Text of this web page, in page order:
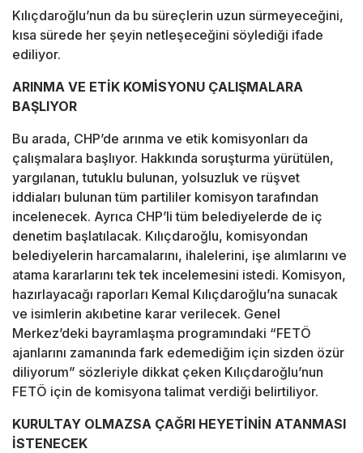
Kılıçdaroğlu’nun da bu süreçlerin uzun sürmeyeceğini,
kısa sürede her şeyin netleşeceğini söylediği ifade
ediliyor.
ARINMA VE ETİK KOMİSYONU ÇALIŞMALARA
BAŞLIYOR
Bu arada, CHP’de arınma ve etik komisyonları da
çalışmalara başlıyor. Hakkında soruşturma yürütülen,
yargılanan, tutuklu bulunan, yolsuzluk ve rüşvet
iddiaları bulunan tüm partililer komisyon tarafından
incelenecek. Ayrıca CHP’li tüm belediyelerde de iç
denetim başlatılacak. Kılıçdaroğlu, komisyondan
belediyelerin harcamalarını, ihalelerini, işe alımlarını ve
atama kararlarını tek tek incelemesini istedi. Komisyon,
hazırlayacağı raporları Kemal Kılıçdaroğlu’na sunacak
ve isimlerin akıbetine karar verilecek. Genel
Merkez’deki bayramlaşma programındaki “FETÖ
ajanlarını zamanında fark edemediğim için sizden özür
diliyorum” sözleriyle dikkat çeken Kılıçdaroğlu’nun
FETÖ için de komisyona talimat verdiği belirtiliyor.
KURULTAY OLMAZSA ÇAĞRI HEYETİNİN ATANMASI
İSTENECEK